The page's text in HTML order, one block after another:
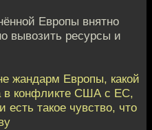
Европы внятно
вывозить ресурсы и
жандарм Европы, какой
в конфликте США с ЕС,
такое чувство, что